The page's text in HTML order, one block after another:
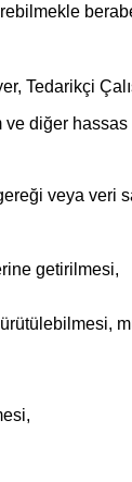
Tedarikçi
diğer
veya veri
getirilmesi,